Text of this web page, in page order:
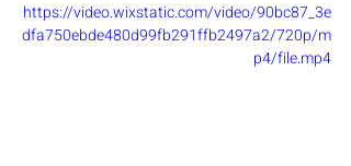
https://video.wixstatic.com/video/90bc87_3e
dfa750ebde480d99fb291ffb2497a2/720p/m
p4/file.mp4